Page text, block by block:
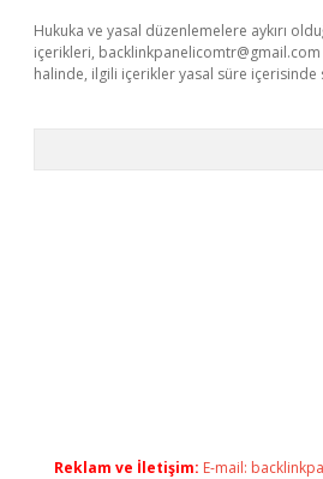
Hukuka ve yasal düzenlemelere aykırı
içerikleri, backlinkpanelicomtr@gmail.com
halinde, ilgili içerikler yasal süre içerisinde
Reklam ve İletişim: E-mail: